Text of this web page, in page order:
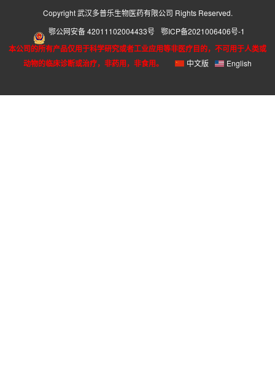
Copyright 武汉多普乐生物医药有限公司 Rights Reserved.
鄂公网安备 42011102004433号 鄂ICP备2021006406号-1
本公司的所有产品仅用于科学研究或者工业应用等非医疗目的，不可用于人类或
动物的临床诊断或治疗，非药用，非食用。
中文版 English